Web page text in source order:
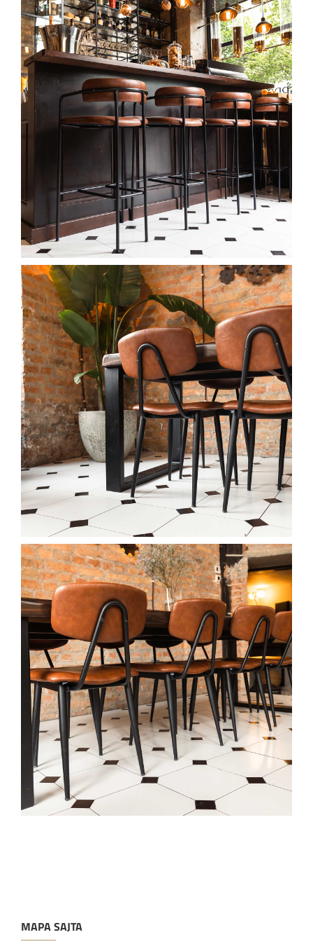
MAPA SAJTA